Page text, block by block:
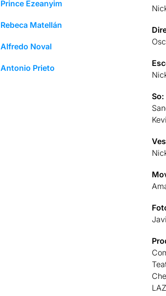
Prince Ezeanyim
Rebeca Matellán
Alfredo Noval
Antonio Prieto
So: